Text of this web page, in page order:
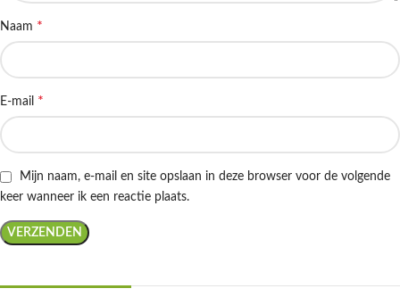
Naam *
E-mail *
Mijn naam, e-mail en site opslaan in deze browser voor de volgende
keer wanneer ik een reactie plaats.